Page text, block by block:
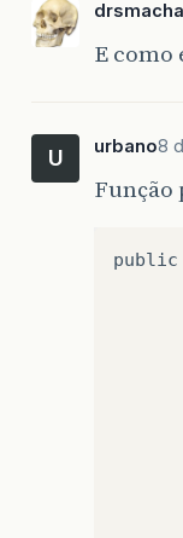
E como
U urbano8
Função